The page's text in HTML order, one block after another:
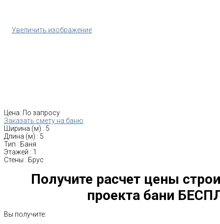
Увеличить изображение
Цена: По запросу
Заказать смету на баню
Ширина (м) : 5
Длина (м) : 5
Тип : Баня
Этажей : 1
Стены : Брус
Получите расчет цены
проекта бани
Вы получите: